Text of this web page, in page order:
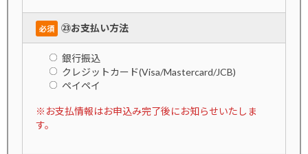
必須 ㉓お支払い方法
銀行振込
クレジットカード(Visa/Mastercard/JCB)
ペイペイ
※お支払情報はお申込み完了後にお知らせいたしま
す。